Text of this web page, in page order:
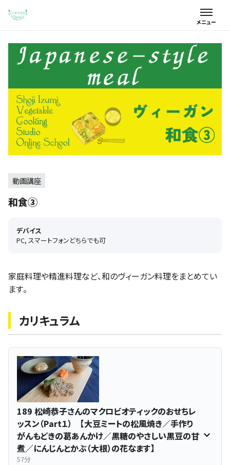
動画講座
和食③
デバイス
PC, スマートフォンどちらでも可
家庭料理や精進料理など、和のヴィーガン料理をまとめてい
ます。
カリキュラム
189 松崎恭子さんのマクロビオティックのおせちレ
ッスン（Part１） 【大豆ミートの松風焼き／手作り
がんもどきの葛あんかけ／黒糖のやさしい黒豆の甘
煮／にんじんとかぶ（大根）の花なます】
57分